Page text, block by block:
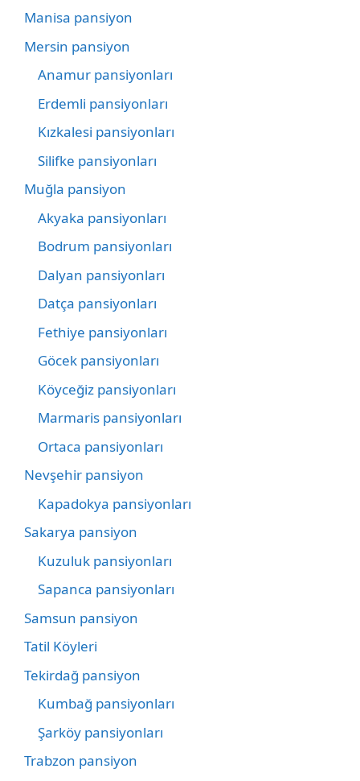
Manisa pansiyon
Mersin pansiyon
Anamur pansiyonları
Erdemli pansiyonları
Kızkalesi pansiyonları
Silifke pansiyonları
Muğla pansiyon
Akyaka pansiyonları
Bodrum pansiyonları
Dalyan pansiyonları
Datça pansiyonları
Fethiye pansiyonları
Göcek pansiyonları
Köyceğiz pansiyonları
Marmaris pansiyonları
Ortaca pansiyonları
Nevşehir pansiyon
Kapadokya pansiyonları
Sakarya pansiyon
Kuzuluk pansiyonları
Sapanca pansiyonları
Samsun pansiyon
Tatil Köyleri
Tekirdağ pansiyon
Kumbağ pansiyonları
Şarköy pansiyonları
Trabzon pansiyon